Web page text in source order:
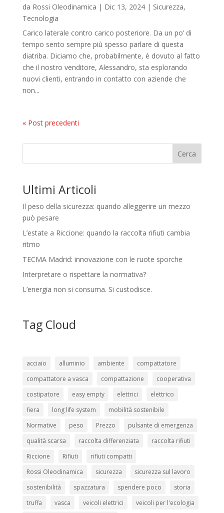
da Rossi Oleodinamica | Dic 13, 2024| Sicurezza,
Tecnologia
Carico laterale contro carico posteriore. Da un po’ di
tempo sento sempre più spesso parlare di questa
diatriba. Diciamo che, probabilmente, è dovuto al fatto
che il nostro venditore, Alessandro, sta esplorando
nuovi clienti, entrando in contatto con aziende che
non...
« Post precedenti
Cerca
Ultimi Articoli
Il peso della sicurezza: quando alleggerire un mezzo
può pesare
L’estate a Riccione: quando la raccolta rifiuti cambia
ritmo
TECMA Madrid: innovazione con le ruote sporche
Interpretare o rispettare la normativa?
L’energia non si consuma. Si custodisce.
Tag Cloud
acciaio alluminio ambiente
compattatore
compattatore a vasca
compattazione
cooperativa
costipatore
easy empty elettrici
elettrico
fiera
long life system
mobilità sostenibile
Normative
peso Prezzo
pulsante di emergenza
qualità scarsa
raccolta differenziata
raccolta rifiuti
Riccione
Rifiuti
rifiuti compatti
Rossi Oleodinamica
sicurezza
sicurezza sul lavoro
sostenibilità
spazzatura spendere poco
storia
truffa
vasca veicoli elettrici
veicoli per l'ecologia